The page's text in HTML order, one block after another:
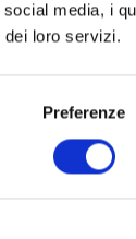
media, i
loro servizi.
Preferenze
Partner